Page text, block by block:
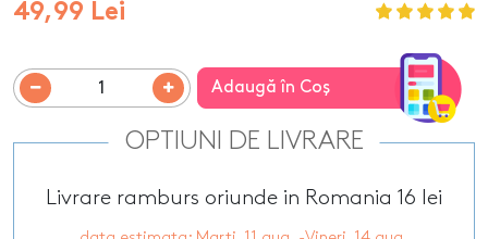
49,99 Lei
Adaugă în Coş
OPTIUNI DE LIVRARE
Livrare ramburs oriunde in Romania 16 lei